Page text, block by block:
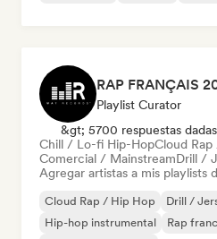
Playlist Curator
&gt; 5700 respuestas dadas
Chill / Lo-fi Hip-HopCloud
Comercial / MainstreamDrill /
Agregar artistas a mis playlists
Cloud Rap / Hip Hop Drill /
Hip-hop instrumental
Rap